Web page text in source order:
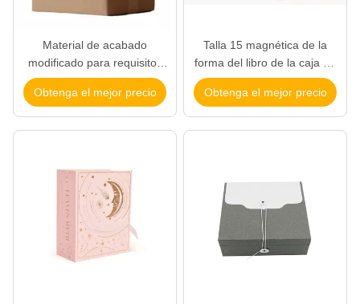
Material de acabado
modificado para requisitos
particulares del papel
acanalado de Matt
Laminatoin de las cajas de
envío del logotipo
Obtenga el mejor precio
Talla 15 magnética de la
forma del libro de la caja de
regalo del cierre del estilo del
negocio * 11 * 4 cm
Obtenga el mejor precio